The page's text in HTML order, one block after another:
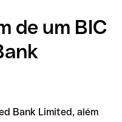
de um BIC
Bank Limited, além